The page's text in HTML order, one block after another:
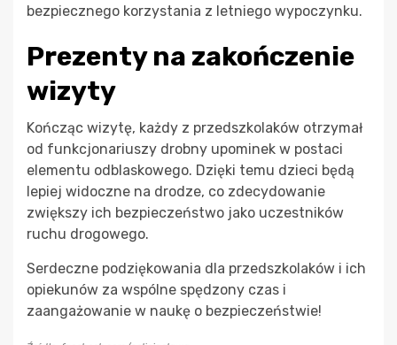
bezpiecznego korzystania z letniego wypoczynku.
Prezenty na zakończenie
wizyty
Kończąc wizytę, każdy z przedszkolaków otrzymał
od funkcjonariuszy drobny upominek w postaci
elementu odblaskowego. Dzięki temu dzieci będą
lepiej widoczne na drodze, co zdecydowanie
zwiększy ich bezpieczeństwo jako uczestników
ruchu drogowego.
Serdeczne podziękowania dla przedszkolaków i ich
opiekunów za wspólne spędzony czas i
zaangażowanie w naukę o bezpieczeństwie!